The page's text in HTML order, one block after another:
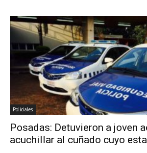
Policiales
Posadas: Detuvieron a joven
acuchillar al cuñado cuyo